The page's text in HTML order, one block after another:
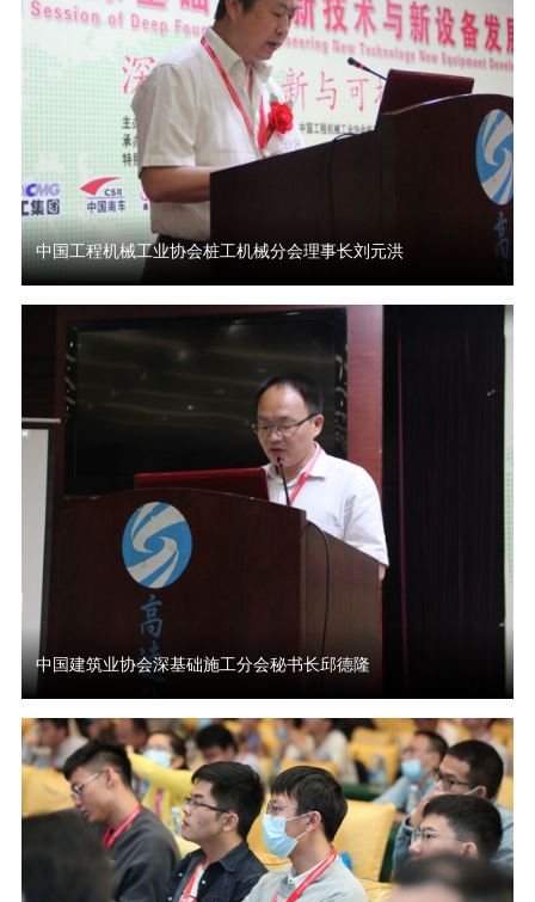
中国工程机械工业协会桩工机械分会理事长刘元洪
中国建筑业协会深基础施工分会秘书长邱德隆